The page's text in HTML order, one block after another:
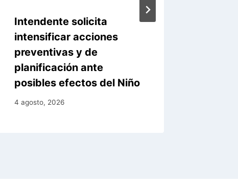
Intendente solicita
intensificar acciones
preventivas y de
planificación ante
posibles efectos del Niño
4 agosto, 2026